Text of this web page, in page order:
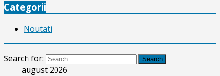
Categorii
Noutati
Search for: Search
august 2026